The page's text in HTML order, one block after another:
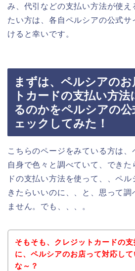
み、代引などの支払い方法が使え
たい方は、各自ペルシアの公式サ
けると幸いです。
まずは、ペルシアの
トカードの支払い方
るのかをペルシアの
ェックしてみた！
こちらのページをみている方は
自身で色々と調べていて、できた
ドの支払い方法を使って、、ペ
きたらいいのに、、と、思って
ません。でも、、、。
そもそも、クレジットカードの
に、ペルシアのお店って対応し
な～？